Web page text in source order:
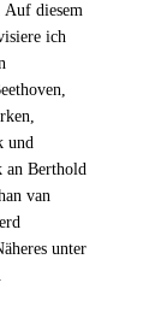
diesem
ich
und
an Berthold
van
unter